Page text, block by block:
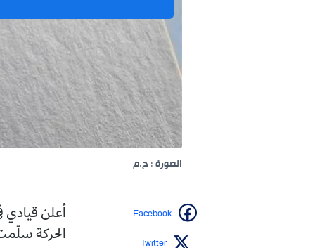
أعلن قيادي في حركة
الحركة سلّمت
Facebook